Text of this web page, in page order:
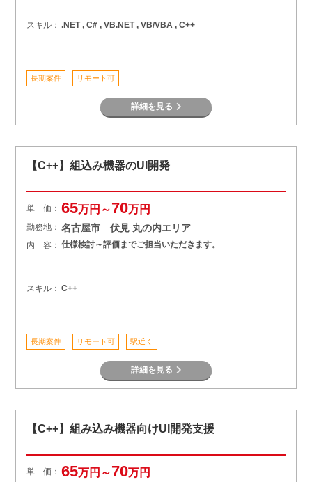
スキル： .NET , C# , VB.NET , VB/VBA , C++
長期案件 リモート可
詳細を見る
【C++】組込み機器のUI開発
単 価： 65万円～70万円
勤務地： 名古屋市 伏見 丸の内エリア
内 容： 仕様検討～評価までご担当いただきます。
スキル： C++
長期案件 リモート可 駅近く
詳細を見る
【C++】組み込み機器向けUI開発支援
単 価： 65万円～70万円